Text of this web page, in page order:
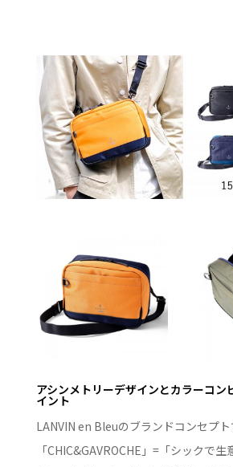
アシンメトリーデザインとカラーコン
イント
LANVIN en Bleuのブランドコンセプト
「CHIC&GAVROCHE」=「シックで